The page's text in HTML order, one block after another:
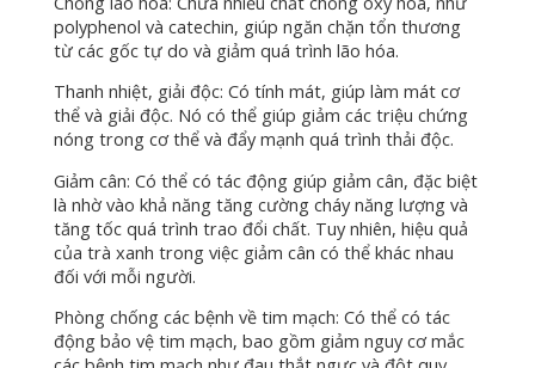
polyphenol và catechin, giúp ngăn chặn tổn thương
từ các gốc tự do và giảm quá trình lão hóa.
Thanh nhiệt, giải độc: Có tính mát, giúp làm mát cơ
thể và giải độc. Nó có thể giúp giảm các triệu chứng
nóng trong cơ thể và đẩy mạnh quá trình thải độc.
Giảm cân: Có thể có tác động giúp giảm cân, đặc biệt
là nhờ vào khả năng tăng cường cháy năng lượng và
tăng tốc quá trình trao đổi chất. Tuy nhiên, hiệu quả
của trà xanh trong việc giảm cân có thể khác nhau
đối với mỗi người.
Phòng chống các bệnh về tim mạch: Có thể có tác
động bảo vệ tim mạch, bao gồm giảm nguy cơ mắc